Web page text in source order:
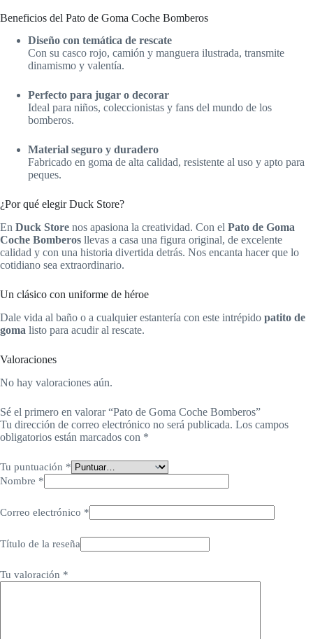
Beneficios del Pato de Goma Coche Bomberos
Diseño con temática de rescate
Con su casco rojo, camión y manguera ilustrada, transmite
dinamismo y valentía.
Perfecto para jugar o decorar
Ideal para niños, coleccionistas y fans del mundo de los
bomberos.
Material seguro y duradero
Fabricado en goma de alta calidad, resistente al uso y apto para
peques.
¿Por qué elegir Duck Store?
En Duck Store nos apasiona la creatividad. Con el Pato de Goma
Coche Bomberos llevas a casa una figura original, de excelente
calidad y con una historia divertida detrás. Nos encanta hacer que lo
cotidiano sea extraordinario.
Un clásico con uniforme de héroe
Dale vida al baño o a cualquier estantería con este intrépido patito de
goma listo para acudir al rescate.
Valoraciones
No hay valoraciones aún.
Sé el primero en valorar “Pato de Goma Coche Bomberos”
Tu dirección de correo electrónico no será publicada. Los campos
obligatorios están marcados con *
Tu puntuación *
Nombre *
Correo electrónico *
Título de la reseña
Tu valoración *